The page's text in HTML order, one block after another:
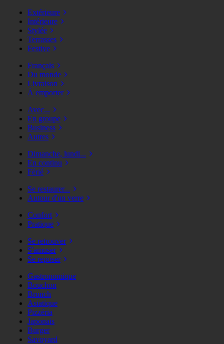
Extérieure
Intérieure
Stylée
Terrasses
Festive
Français
Du monde
Livraison
À emporter
Avec...
En groupe
Business
Autres
Dimanche, lundi...
En continu
Férié
Se restaurer...
Autour d'un verre
Confort
Pratique
Se retrouver
S'amuser
Se reposer
Gastronomique
Bouchon
Brunch
Asiatique
Pizzéria
Japonais
Burger
Savoyard